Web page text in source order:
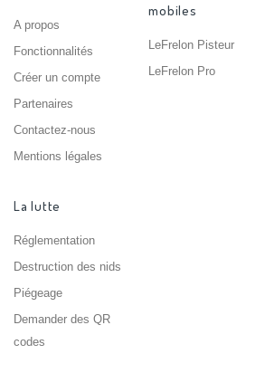
A propos
Fonctionnalités
Créer un compte
Partenaires
Contactez-nous
Mentions légales
mobiles
LeFrelon Pisteur
LeFrelon Pro
La lutte
Réglementation
Destruction des nids
Piégeage
Demander des QR
codes